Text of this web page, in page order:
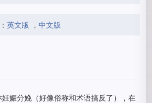
英文版 ，中文版
娠分娩（好像俗称和术语搞反了），在